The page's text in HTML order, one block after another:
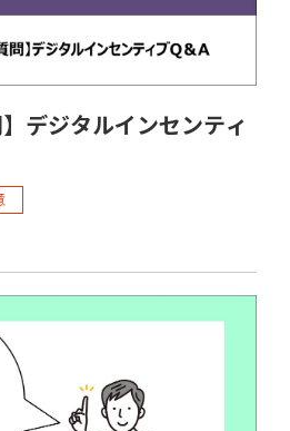
】デジタルインセンティ